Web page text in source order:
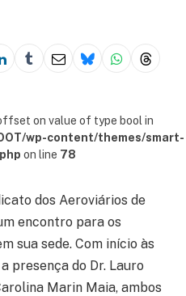
on value of type bool in
wp-content/themes/smart-
on line 78
dos Aeroviários de
encontro para os
sua sede. Com início às
presença do Dr. Lauro
Marin Maia, ambos